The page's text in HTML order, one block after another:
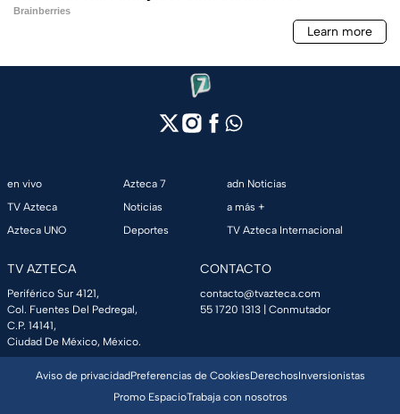
en vivo
TV Azteca
Azteca UNO
Azteca 7
Noticias
Deportes
adn Noticias
a más +
TV Azteca Internacional
TV AZTECA
Periférico Sur 4121,
Col. Fuentes Del Pedregal,
C.P. 14141,
Ciudad De México, México.
CONTACTO
contacto@tvazteca.com
55 1720 1313 | Conmutador
Aviso de privacidadPreferencias de CookiesDerechosInversionistas
Promo EspacioTrabaja con nosotros